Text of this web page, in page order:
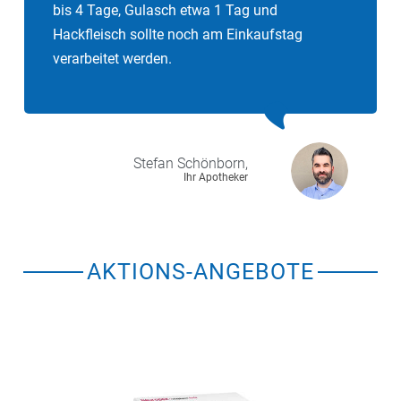
bis 4 Tage, Gulasch etwa 1 Tag und
Hackfleisch sollte noch am Einkaufstag
verarbeitet werden.
Stefan Schönborn,
Ihr Apotheker
AKTIONS-ANGEBOTE